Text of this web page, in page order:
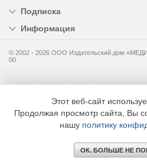
Подписка
Информация
© 2002 - 2026 OOO Издательский дом
00
Этот веб-сайт
Продолжая просмотр сайта, Вы
нашу политику
ОК. БОЛЬШЕ НЕ